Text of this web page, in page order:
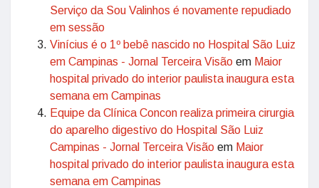
Serviço da Sou Valinhos é novamente repudiado
em sessão
Vinícius é o 1º bebê nascido no Hospital São Luiz
em Campinas - Jornal Terceira Visão em Maior
hospital privado do interior paulista inaugura esta
semana em Campinas
Equipe da Clínica Concon realiza primeira cirurgia
do aparelho digestivo do Hospital São Luiz
Campinas - Jornal Terceira Visão em Maior
hospital privado do interior paulista inaugura esta
semana em Campinas